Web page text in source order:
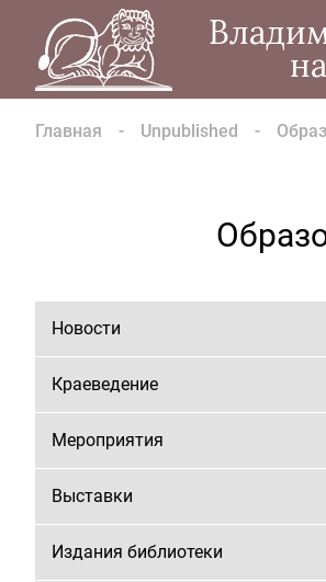
Главная Unpublished
Новости
Краеведение
Мероприятия
Выставки
Издания библиотеки